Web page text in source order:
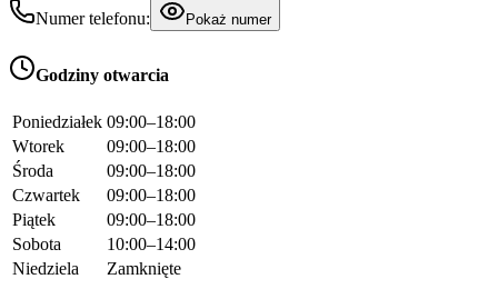
Numer telefonu: Pokaż numer
Godziny otwarcia
Poniedziałek 09:00–18:00
Wtorek
09:00–18:00
Środa
09:00–18:00
Czwartek
09:00–18:00
Piątek
09:00–18:00
Sobota
10:00–14:00
Niedziela
Zamknięte